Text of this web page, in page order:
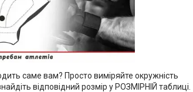
саме вам? Просто виміряйте окружність
відповідний розмір у РОЗМІРНІЙ таблиці.